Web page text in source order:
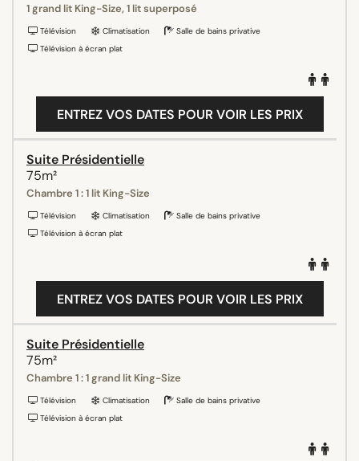
1 grand lit King-Size, 1 lit superposé
Télévision Climatisation
Salle de bains privative
Télévision à écran plat
ENTREZ VOS DATES POUR VOIR LES PRIX
Suite Présidentielle
75m²
Chambre 1 : 1 lit King-Size
Télévision Climatisation
Salle de bains privative
Télévision à écran plat
ENTREZ VOS DATES POUR VOIR LES PRIX
Suite Présidentielle
75m²
Chambre 1 : 1 grand lit King-Size
Télévision Climatisation
Salle de bains privative
Télévision à écran plat